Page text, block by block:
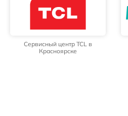
Сервисный центр TCL в
Красноярске